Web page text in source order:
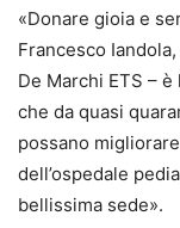
«Donare gioia e
Francesco
De Marchi ETS –
che da quasi
possano
dell’ospedale
bellissima sede».